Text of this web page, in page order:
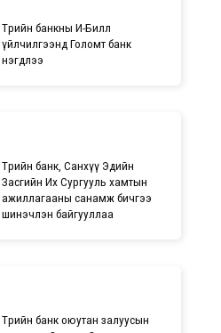
Төрийн банкны И-Билл
үйлчилгээнд Голомт банк
нэгдлээ
Төрийн банк, Санхүү Эдийн
Засгийн Их Сургууль хамтын
ажиллагааны санамж бичгээ
шинэчлэн байгууллаа
Төрийн банк оюутан залуусын